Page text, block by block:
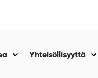
Näytä
Yhteisöllisyyttä